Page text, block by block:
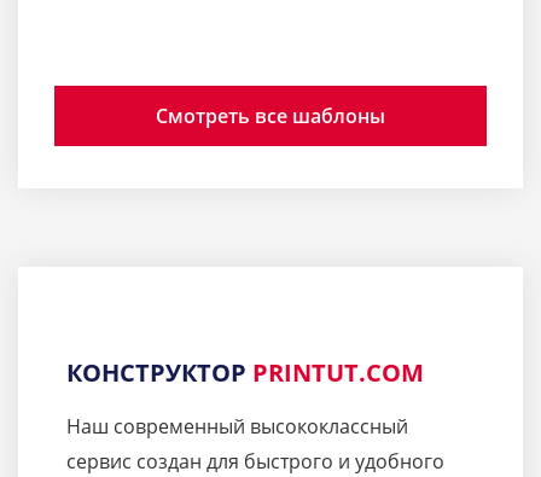
Смотреть все шаблоны
КОНСТРУКТОР PRINTUT.COM
Наш современный высококлассный
сервис создан для быстрого и удобного